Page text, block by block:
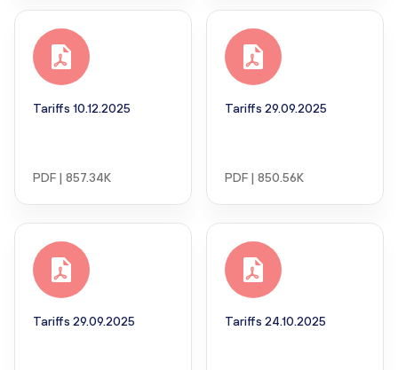
Tariffs 10.12.2025
PDF | 857.34K
Tariffs 29.09.2025
PDF | 850.56K
Tariffs 29.09.2025 Tariffs 24.10.2025